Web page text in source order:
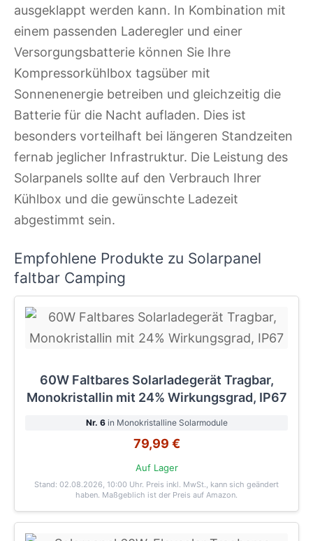
ausgeklappt werden kann. In Kombination mit
einem passenden Laderegler und einer
Versorgungsbatterie können Sie Ihre
Kompressorkühlbox tagsüber mit
Sonnenenergie betreiben und gleichzeitig die
Batterie für die Nacht aufladen. Dies ist
besonders vorteilhaft bei längeren Standzeiten
fernab jeglicher Infrastruktur. Die Leistung des
Solarpanels sollte auf den Verbrauch Ihrer
Kühlbox und die gewünschte Ladezeit
abgestimmt sein.
Empfohlene Produkte zu Solarpanel
faltbar Camping
60W Faltbares Solarladegerät Tragbar,
Monokristallin mit 24% Wirkungsgrad, IP67
Nr. 6in Monokristalline Solarmodule
79,99 €
Auf Lager
Stand: 02.08.2026, 10:00 Uhr. Preis inkl. MwSt., kann sich geändert
haben. Maßgeblich ist der Preis auf Amazon.